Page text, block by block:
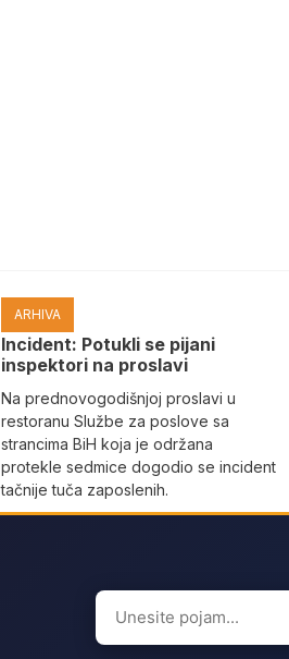
ARHIVA
Incident: Potukli se pijani
inspektori na proslavi
Na prednovogodišnjoj proslavi u
restoranu Službe za poslove sa
strancima BiH koja je održana
protekle sedmice dogodio se incident
tačnije tuča zaposlenih.
Search
for: